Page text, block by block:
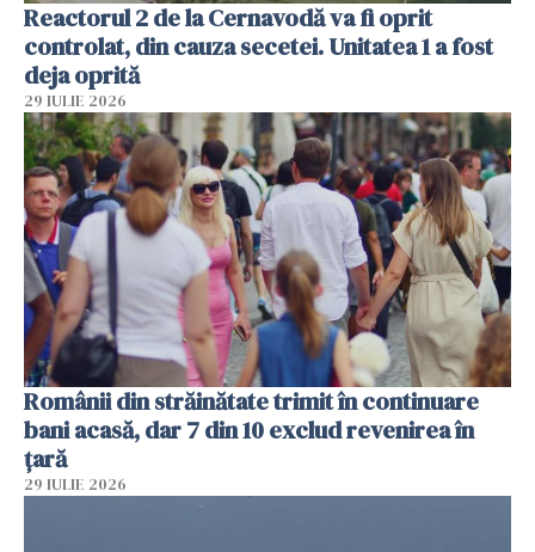
Reactorul 2 de la Cernavodă va fi oprit
controlat, din cauza secetei. Unitatea 1 a fost
deja oprită
29 IULIE 2026
Românii din străinătate trimit în continuare
bani acasă, dar 7 din 10 exclud revenirea în
țară
29 IULIE 2026